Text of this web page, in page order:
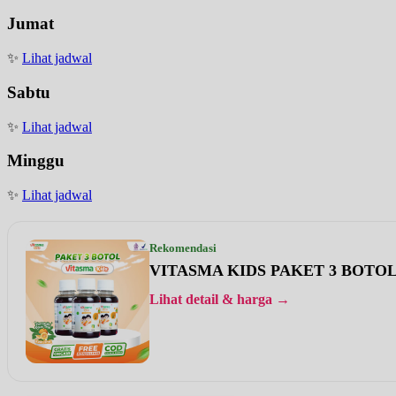
Jumat
✨ Lihat jadwal
Sabtu
✨ Lihat jadwal
Minggu
✨ Lihat jadwal
Rekomendasi
VITASMA KIDS PAKET 3
Lihat detail & harga →